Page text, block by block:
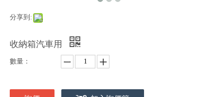
分享到:
收納箱汽車用
數量：